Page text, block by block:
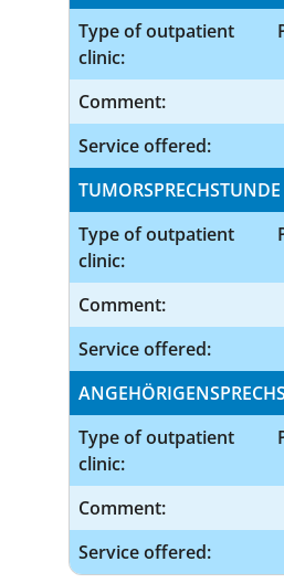
Type of outpatient
clinic:
Comment:
Service offered:
TUMORSPRECHSTUNDE
Type of outpatient
clinic:
Comment:
Service offered:
Type of outpatient
clinic:
Comment:
Service offered: